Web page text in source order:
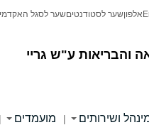
והבריאות ע"ש גריי
אלפוןשער לסטודנטיםשער לסגל האקדמי
ושירותים | מועמדים |